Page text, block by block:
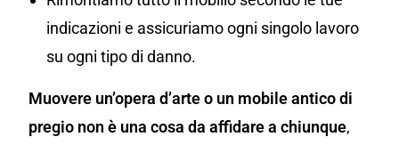
indicazioni e assicuriamo ogni singolo lavoro
su ogni tipo di danno.
Muovere un’opera d’arte o un mobile antico di
pregio non è una cosa da affidare a chiunque,